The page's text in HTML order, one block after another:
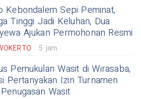
Kebondalem Sepi Peminat,
Tinggi Jadi Keluhan, Dua
Ajukan Permohonan Resmi
5 jam
Pemukulan Wasit di Wirasaba,
Pertanyakan Izin Turnamen
Wasit